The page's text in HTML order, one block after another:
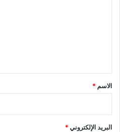
*
الاسم *
البريد الإلكتروني*